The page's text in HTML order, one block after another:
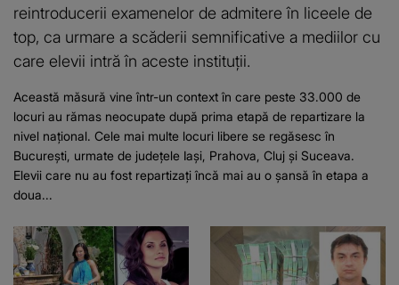
reintroducerii examenelor de admitere în liceele de
top, ca urmare a scăderii semnificative a mediilor cu
care elevii intră în aceste instituții.
Această măsură vine într-un context în care peste 33.000 de
locuri au rămas neocupate după prima etapă de repartizare la
nivel național. Cele mai multe locuri libere se regăsesc în
București, urmate de județele Iași, Prahova, Cluj și Suceava.
Elevii care nu au fost repartizați încă mai au o șansă în etapa a
doua...